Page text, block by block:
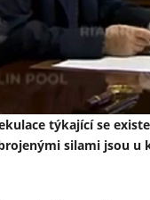
týkající se
silami jsou u